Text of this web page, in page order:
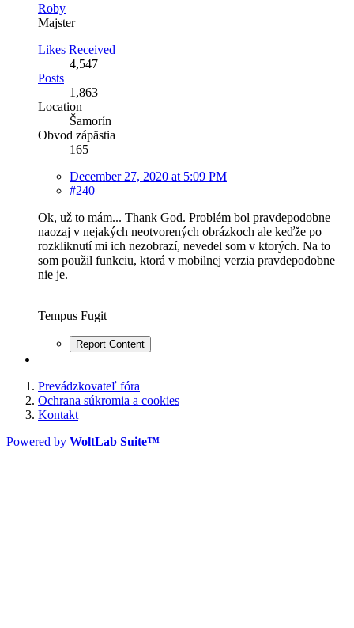
Roby
Majster
Likes Received
4,547
Posts
1,863
Location
Šamorín
Obvod zápästia
165
December 27, 2020 at 5:09 PM
#240
Ok, už to mám... Thank God. Problém bol pravdepodobne
naozaj v nejakých neotvorených obrázkoch ale keďže po
rozkliknutí mi ich nezobrazí, nevedel som v ktorých. Na to
som použil funkciu, ktorá v mobilnej verzia pravdepodobne
nie je.
Tempus Fugit
Report Content
Prevádzkovateľ fóra
Ochrana súkromia a cookies
Kontakt
Powered by WoltLab Suite™